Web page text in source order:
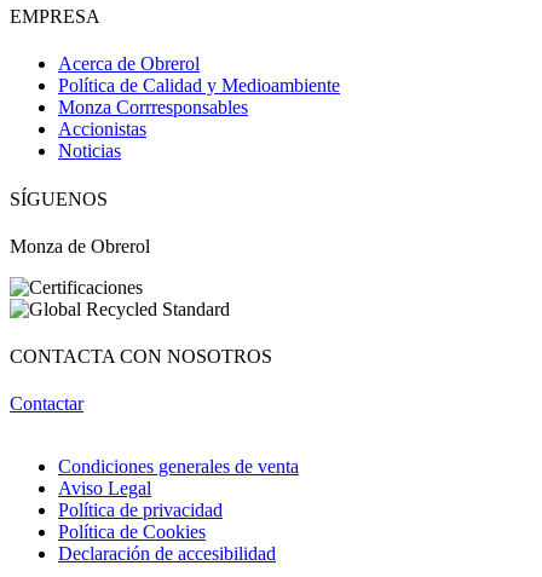
EMPRESA
Acerca de Obrerol
Política de Calidad y Medioambiente
Monza Corrresponsables
Accionistas
Noticias
SÍGUENOS
Monza de Obrerol
CONTACTA CON NOSOTROS
Contactar
Condiciones generales de venta
Aviso Legal
Política de privacidad
Política de Cookies
Declaración de accesibilidad
Obri
¡Hola! Soy OBRI, tu asistente virtual de Obrerol 🤖Estoy aquí para
ayudarte. Cuéntame qué necesitas… ¡y lo resolvemos juntos!